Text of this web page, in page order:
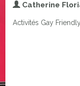
Catherine
Activités Gay Friendly